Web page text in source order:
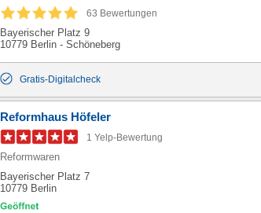
63 Bewertungen
Bayerischer Platz 9
10779 Berlin - Schöneberg
Gratis-Digitalcheck
Reformhaus Höfeler
1 Yelp-Bewertung
Reformwaren
Bayerischer Platz 7
10779 Berlin